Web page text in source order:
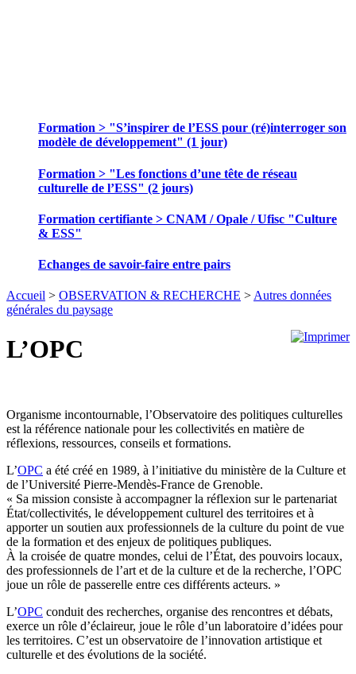
Formation > "S’inspirer de l’ESS pour (ré)interroger son
modèle de développement" (1 jour)
Formation > "Les fonctions d’une tête de réseau
culturelle de l’ESS" (2 jours)
Formation certifiante > CNAM / Opale / Ufisc "Culture
& ESS"
Echanges de savoir-faire entre pairs
Accueil > OBSERVATION & RECHERCHE >Autres données
générales du paysage
L’OPC
Organisme incontournable, l’Observatoire des politiques culturelles
est la référence nationale pour les collectivités en matière de
réflexions, ressources, conseils et formations.
L’OPC a été créé en 1989, à l’initiative du ministère de la Culture et
de l’Université Pierre-Mendès-France de Grenoble.
« Sa mission consiste à accompagner la réflexion sur le partenariat
État/collectivités, le développement culturel des territoires et à
apporter un soutien aux professionnels de la culture du point de vue
de la formation et des enjeux de politiques publiques.
À la croisée de quatre mondes, celui de l’État, des pouvoirs locaux,
des professionnels de l’art et de la culture et de la recherche, l’OPC
joue un rôle de passerelle entre ces différents acteurs. »
L’OPC conduit des recherches, organise des rencontres et débats,
exerce un rôle d’éclaireur, joue le rôle d’un laboratoire d’idées pour
les territoires. C’est un observatoire de l’innovation artistique et
culturelle et des évolutions de la société.